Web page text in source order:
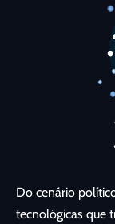
Do cenário
tecnológicas que